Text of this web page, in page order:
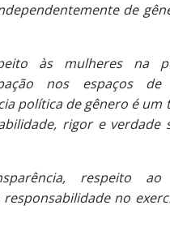
de
às mulheres na
nos espaços
política de gênero é um
rigor e verdade
respeito ao
no